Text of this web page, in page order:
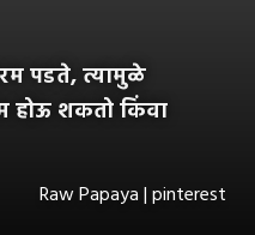
पडते, त्यामुळे
होऊ शकतो किंवा
Raw Papaya | pinterest